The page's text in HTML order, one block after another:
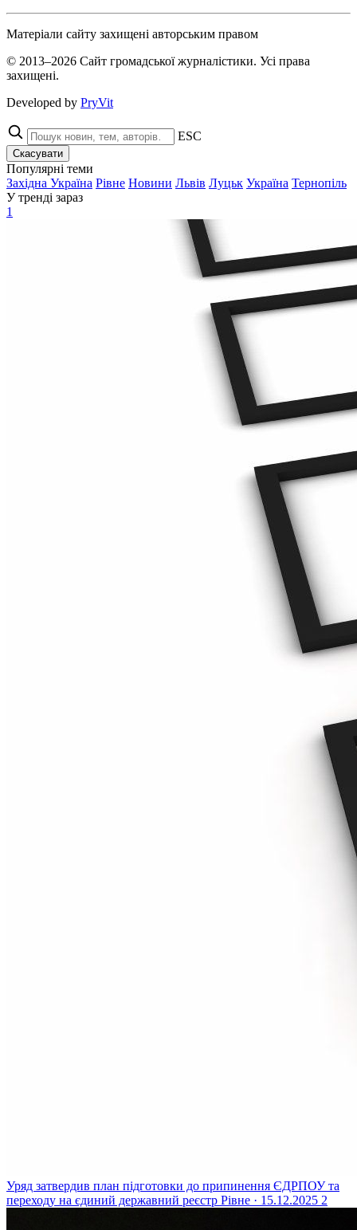
Матеріали сайту захищені авторським правом
© 2013–2026 Сайт громадської журналістики. Усі права
захищені.
Developed by PryVit
ESC
Скасувати
Популярні теми
Західна Україна Рівне Новини Львів Луцьк Україна Тернопіль
У тренді зараз
1
Уряд затвердив план підготовки до припинення ЄДРПОУ та
переходу на єдиний державний реєстр Рівне · 15.12.2025 2